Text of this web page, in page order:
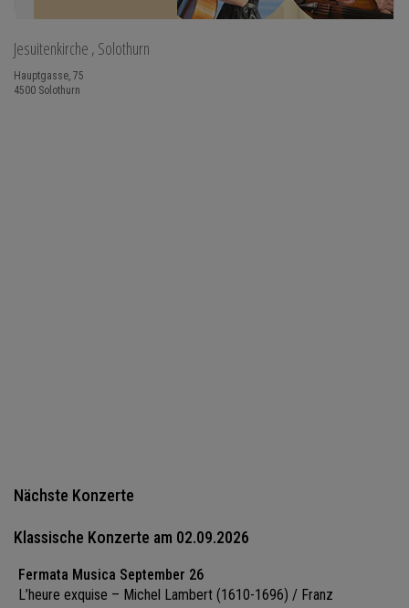
Botvinov & Friends
5. Oktober, Kleine Tonhalle, 19.30
Jesuitenkirche , Solothurn
Hauptgasse, 75
4500 Solothurn
Nächste Konzerte
Klassische Konzerte am 02.09.2026
Fermata Musica September 26
L’heure exquise – Michel Lambert (1610-1696) / Franz